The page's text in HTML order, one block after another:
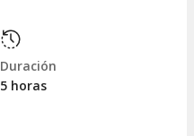
Duración
5 horas